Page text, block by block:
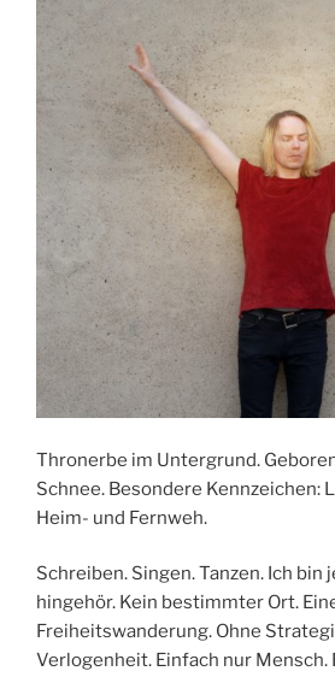
Thronerbe im Untergrund.
Schnee. Besondere Kennzeichen:
Heim- und Fernweh.
Schreiben. Singen. Tanzen. Ich bin
hingehör. Kein bestimmter Ort.
Freiheitswanderung. Ohne
Verlogenheit. Einfach nur Mensch.